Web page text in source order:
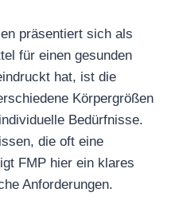
präsentiert sich als
für einen gesunden
hat, ist die
Körpergrößen
Bedürfnisse.
die oft eine
FMP hier ein klares
Anforderungen.